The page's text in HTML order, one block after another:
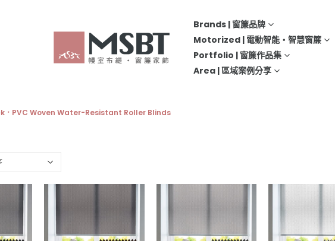
Brands | 窗簾品牌
Motorized | 電動智能‧智慧窗簾
Portfolio | 窗簾作品集
Area | 區域案例分享
．PVC Woven Water-Resistant Roller Blinds